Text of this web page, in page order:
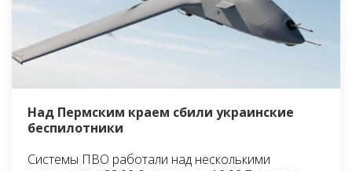
Над Пермским краем сбили украинские
беспилотники
Системы ПВО работали над несколькими